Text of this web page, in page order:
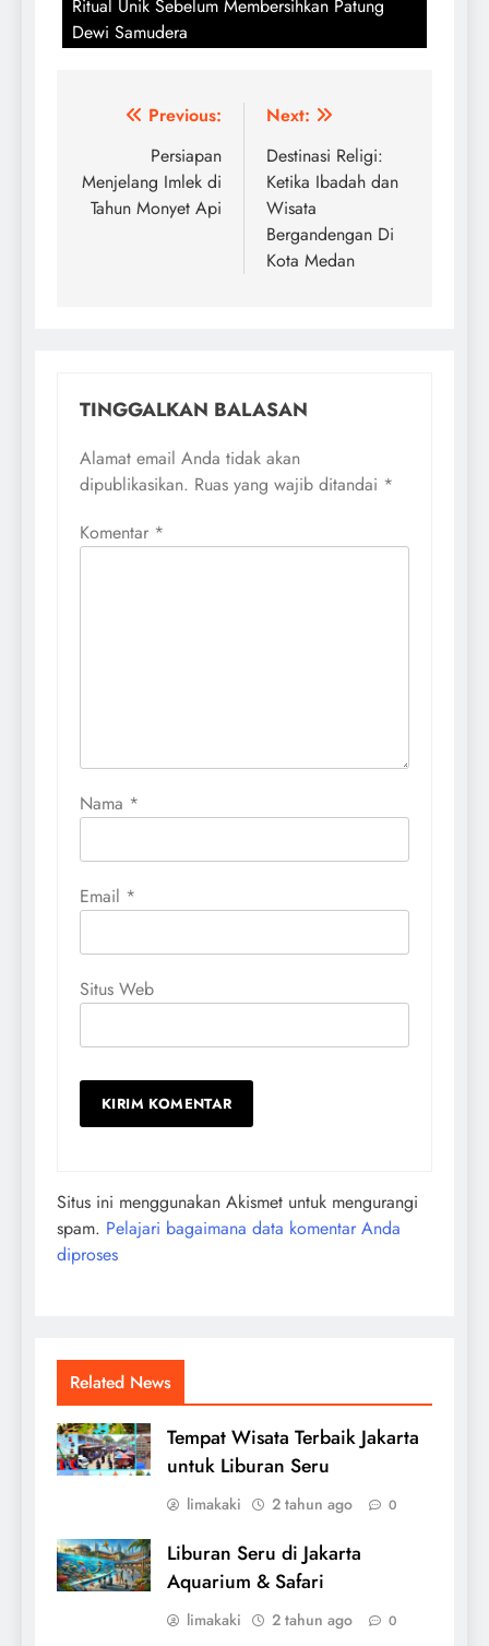
Ritual Unik Sebelum Membersihkan Patung
Dewi Samudera
NavigasiPrevious:
Persiapan
Menjelang Imlek di
Tahun Monyet Api
Next:
Destinasi Religi:
Ketika Ibadah dan
Wisata
Bergandengan Di
Kota Medan
TINGGALKAN BALASAN
Alamat email Anda tidak akan
dipublikasikan. Ruas yang wajib ditandai *
Komentar *
Nama *
Email *
Situs Web
Situs ini menggunakan Akismet untuk mengurangi
spam. Pelajari bagaimana data komentar Anda
diproses
Related News
Tempat Wisata Terbaik Jakarta
untuk Liburan Seru
limakaki 2 tahun ago 0
Liburan Seru di Jakarta
Aquarium & Safari
limakaki 2 tahun ago 0